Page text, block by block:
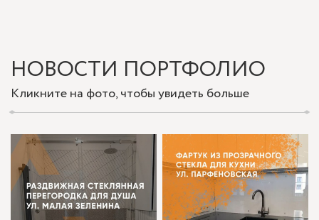
НОВОСТИ ПОРТФОЛИО
Кликните на фото, чтобы увидеть больше